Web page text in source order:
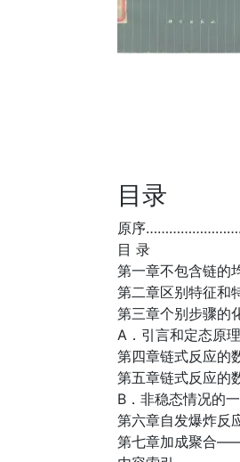
目录
原序
目 录
第一章不包含链的
第二章区别特征和
第三章个别步骤的
A．引言和定态原
第四章链式反应的
第五章链式反应的
B．非稳态情况的
第六章自发爆炸反
第七章加成聚合